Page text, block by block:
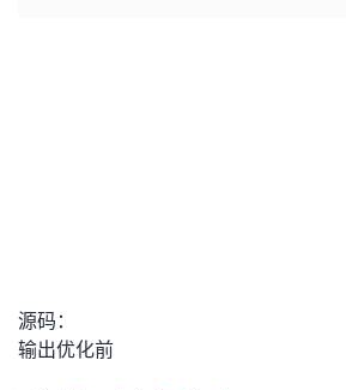
我
源码：
输出优化前